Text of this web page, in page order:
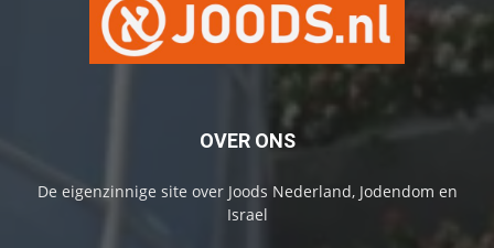
OVER ONS
De eigenzinnige site over Joods Nederland, Jodendom en
Israel